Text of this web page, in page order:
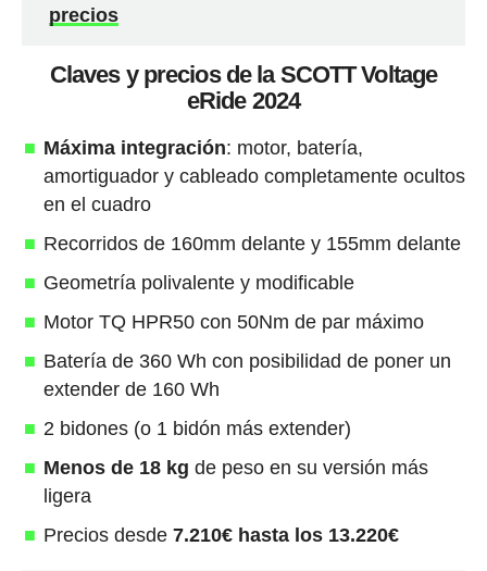
precios
Claves y precios de la SCOTT Voltage
eRide 2024
Máxima integración: motor, batería,
amortiguador y cableado completamente ocultos
en el cuadro
Recorridos de 160mm delante y 155mm delante
Geometría polivalente y modificable
Motor TQ HPR50 con 50Nm de par máximo
Batería de 360 Wh con posibilidad de poner un
extender de 160 Wh
2 bidones (o 1 bidón más extender)
Menos de 18 kg de peso en su versión más
ligera
Precios desde 7.210€ hasta los 13.220€